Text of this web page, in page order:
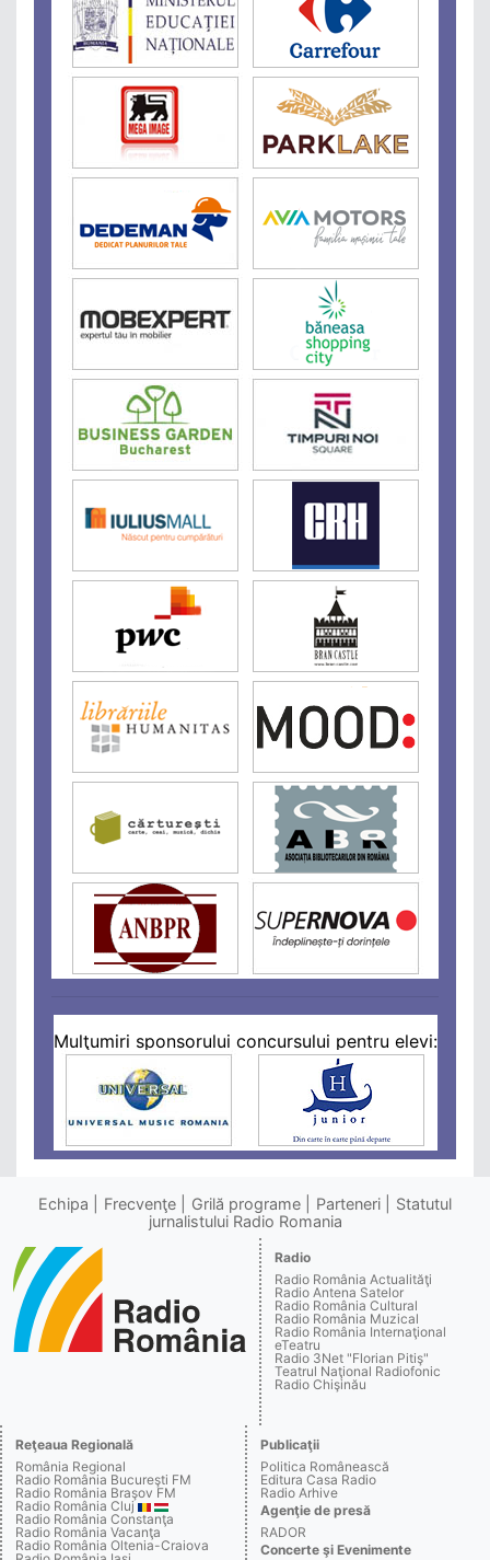
Mulţumiri sponsorului concursului pentru elevi:
Echipa Frecvenţe Grilă programe Parteneri
Statutul
jurnalistului Radio Romania
Radio
Radio România Actualităţi
Radio Antena Satelor
Radio România Cultural
Radio România Muzical
Radio România Internaţional
eTeatru
Radio 3Net "Florian Pitiş"
Teatrul Naţional Radiofonic
Radio Chişinău
Reţeaua Regională
România Regional
Radio România Bucureşti FM
Radio România Braşov FM
Radio România Cluj
Radio România Constanţa
Radio România Vacanţa
Radio România Oltenia-Craiova
Publicaţii
Politica Românească
Editura Casa Radio
Radio Arhive
Agenţie de presă
RADOR
Concerte şi Evenimente